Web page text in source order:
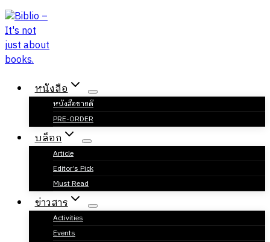
Skip
to
content
หนังสือ
หนังสือขายดี
PRE-ORDER
บล็อก
Article
Editor’s Pick
Must Read
ข่าวสาร
Activities
Events